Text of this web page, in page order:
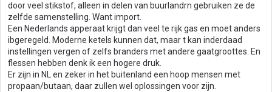
door veel stikstof, alleen in delen van buurlandrn gebruiken ze de
zelfde samenstelling. Want import.
Een Nederlands apperaat krijgt dan veel te rijk gas en moet anders
ibgeregeld. Moderne ketels kunnen dat, maar t kan inderdaad
instellingen vergen of zelfs branders met andere gaatgroottes. En
flessen hebben denk ik een hogere druk.
Er zijn in NL en zeker in het buitenland een hoop mensen met
propaan/butaan, daar zullen wel oplossingen voor zijn.